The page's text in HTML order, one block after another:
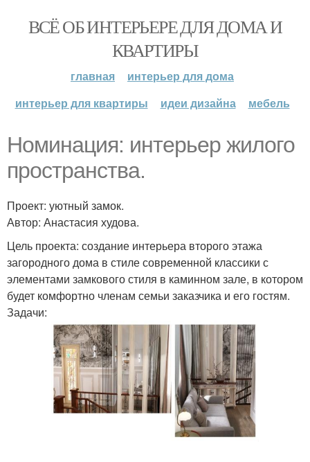
ВСЁ ОБ ИНТЕРЬЕРЕ ДЛЯ ДОМА И
КВАРТИРЫ
главная
интерьер для дома
интерьер для квартиры
идеи дизайна мебель
Номинация: интерьер жилого
пространства.
Проект: уютный замок.
Автор: Анастасия худова.
Цель проекта: создание интерьера второго этажа
загородного дома в стиле современной классики с
элементами замкового стиля в каминном зале, в котором
будет комфортно членам семьи заказчика и его гостям.
Задачи: